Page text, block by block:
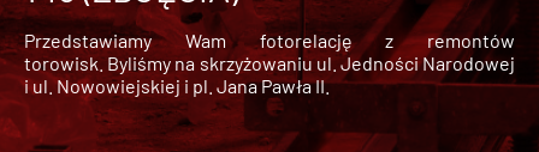
Przedstawiamy Wam fotorelację z remontów
torowisk. Byliśmy na skrzyżowaniu ul. Jedności Narodowej
i ul. Nowowiejskiej i pl. Jana Pawła II.